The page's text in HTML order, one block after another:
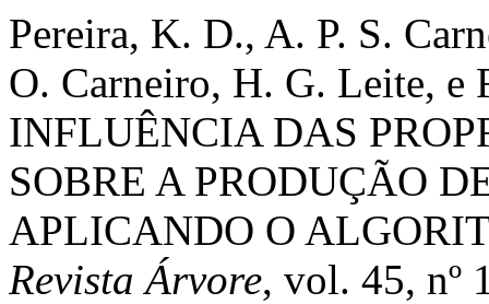
Pereira, K. D., A. P. S.
O. Carneiro, H. G. Leite, e
INFLUÊNCIA DAS
SOBRE A PRODUÇÃO
APLICANDO O
Revista Árvore, vol. 45, nº